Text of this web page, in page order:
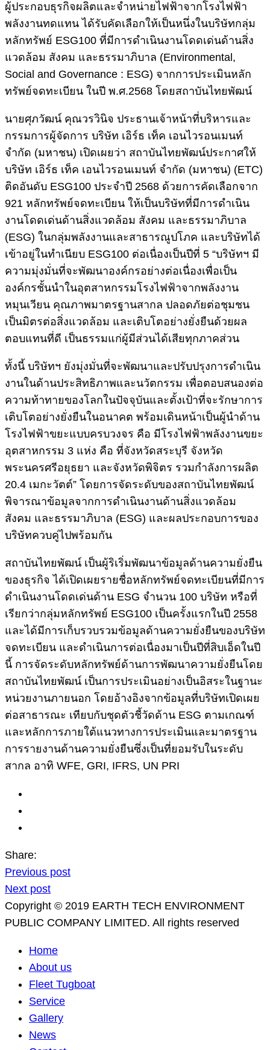
ผู้ประกอบธุรกิจผลิตและจำหน่ายไฟฟ้าจากโรงไฟฟ้า
พลังงานทดแทน ได้รับคัดเลือกให้เป็นหนึ่งในบริษัทกลุ่ม
หลักทรัพย์ ESG100 ที่มีการดำเนินงานโดดเด่นด้านสิ่ง
แวดล้อม สังคม และธรรมาภิบาล (Environmental,
Social and Governance : ESG) จากการประเมินหลัก
ทรัพย์จดทะเบียน ในปี พ.ศ.2568 โดยสถาบันไทยพัฒน์
นายศุภวัฒน์ คุณวรวินิจ ประธานเจ้าหน้าที่บริหารและ
กรรมการผู้จัดการ บริษัท เอิร์ธ เท็ค เอนไวรอนเมนท์
จำกัด (มหาชน) เปิดเผยว่า สถาบันไทยพัฒน์ประกาศให้
บริษัท เอิร์ธ เท็ค เอนไวรอนเมนท์ จำกัด (มหาชน) (ETC)
ติดอันดับ ESG100 ประจำปี 2568 ด้วยการคัดเลือกจาก
921 หลักทรัพย์จดทะเบียน ให้เป็นบริษัทที่มีการดำเนิน
งานโดดเด่นด้านสิ่งแวดล้อม สังคม และธรรมาภิบาล
(ESG) ในกลุ่มพลังงานและสาธารณูปโภค และบริษัทได้
เข้าอยู่ในทำเนียบ ESG100 ต่อเนื่องเป็นปีที่ 5 “บริษัทฯ มี
ความมุ่งมั่นที่จะพัฒนาองค์กรอย่างต่อเนื่องเพื่อเป็น
องค์กรชั้นนำในอุตสาหกรรมโรงไฟฟ้าจากพลังงาน
หมุนเวียน คุณภาพมาตรฐานสากล ปลอดภัยต่อชุมชน
เป็นมิตรต่อสิ่งแวดล้อม และเติบโตอย่างยั่งยืนด้วยผล
ตอบแทนที่ดี เป็นธรรมแก่ผู้มีส่วนได้เสียทุกภาคส่วน
ทั้งนี้ บริษัทฯ ยังมุ่งมั่นที่จะพัฒนาและปรับปรุงการดำเนิน
งานในด้านประสิทธิภาพและนวัตกรรม เพื่อตอบสนองต่อ
ความท้าทายของโลกในปัจจุบันและตั้งเป้าที่จะรักษาการ
เติบโตอย่างยั่งยืนในอนาคต พร้อมเดินหน้าเป็นผู้นำด้าน
โรงไฟฟ้าขยะแบบครบวงจร คือ มีโรงไฟฟ้าพลังงานขยะ
อุตสาหกรรม 3 แห่ง คือ ที่จังหวัดสระบุรี จังหวัด
พระนครศรีอยุธยา และจังหวัดพิจิตร รวมกำลังการผลิต
20.4 เมกะวัตต์” โดยการจัดระดับของสถาบันไทยพัฒน์
พิจารณาข้อมูลจากการดำเนินงานด้านสิ่งแวดล้อม
สังคม และธรรมาภิบาล (ESG) และผลประกอบการของ
บริษัทควบคู่ไปพร้อมกัน
สถาบันไทยพัฒน์ เป็นผู้ริเริ่มพัฒนาข้อมูลด้านความยั่งยืน
ของธุรกิจ ได้เปิดเผยรายชื่อหลักทรัพย์จดทะเบียนที่มีการ
ดำเนินงานโดดเด่นด้าน ESG จำนวน 100 บริษัท หรือที่
เรียกว่ากลุ่มหลักทรัพย์ ESG100 เป็นครั้งแรกในปี 2558
และได้มีการเก็บรวบรวมข้อมูลด้านความยั่งยืนของบริษัท
จดทะเบียน และดำเนินการต่อเนื่องมาเป็นปีที่สิบเอ็ดในปี
นี้ การจัดระดับหลักทรัพย์ด้านการพัฒนาความยั่งยืนโดย
สถาบันไทยพัฒน์ เป็นการประเมินอย่างเป็นอิสระในฐานะ
หน่วยงานภายนอก โดยอ้างอิงจากข้อมูลที่บริษัทเปิดเผย
ต่อสาธารณะ เทียบกับชุดตัวชี้วัดด้าน ESG ตามเกณฑ์
และหลักการภายใต้แนวทางการประเมินและมาตรฐาน
การรายงานด้านความยั่งยืนซึ่งเป็นที่ยอมรับในระดับ
สากล อาทิ WFE, GRI, IFRS, UN PRI
Share:
Previous post
Next post
Copyright © 2019 EARTH TECH ENVIRONMENT
PUBLIC COMPANY LIMITED. All rights reserved
Home
About us
Fleet Tugboat
Service
Gallery
News